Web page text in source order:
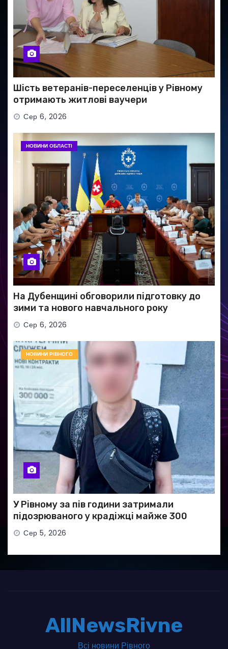
Шість ветеранів-переселенців у Рівному
отримають житлові ваучери
Сер 6, 2026
НОВИНИ ОБЛАСТІ
На Дубенщині обговорили підготовку до
зими та нового навчального року
Сер 6, 2026
НОВИНИ РІВНОГО
У Рівному за пів години затримали
підозрюваного у крадіжці майже 300
тисяч гривень
Сер 5, 2026
AllNewsRivne
Всі новини Рівного